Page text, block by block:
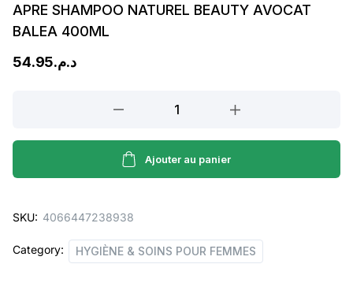
APRE SHAMPOO NATUREL BEAUTY AVOCAT
BALEA 400ML
د.م.54.95
NATUREL
AVOCAT
400ML
Ajouter au panier
SKU: 4066447238938
Category: HYGIÈNE & SOINS POUR FEMMES